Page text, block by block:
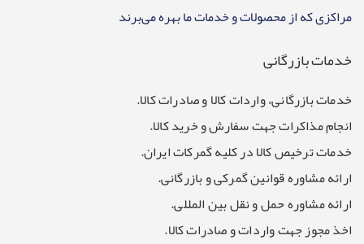
مراکزی که از محصولات و خدمات ما بهره می‌برند
خدمات بازرگانی
خدمات بازرگانی، واردات کالا و صادرات کالا.
انجام مذاکرات جهت سفارش و خرید کالا.
خدمات ترخیص کالا در کلیه گمرکات ایران.
ارائه مشاوره قوانین گمرکی و بازرگانی.
ارائه مشاوره حمل و نقل بین المللی.
اخذ مجوز جهت واردات و صادرات کالا.